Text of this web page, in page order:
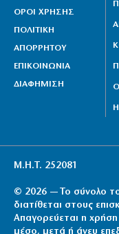
ΟΡΟΙ ΧΡΗΣΗΣ
ΠΟΛΙΤΙΚΗ
ΑΠΟΡΡΗΤΟΥ
ΕΠΙΚΟΙΝΩΝΙΑ
ΔΙΑΦΗΜΙΣΗ
Μ.Η.Τ. 252081
© 2026 — Το σύνολο
διατίθεται στους
Απαγορεύεται η
μέσο, μετά ή άνευ